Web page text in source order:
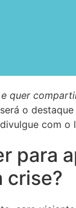
quer
o
divulgue com o
para
crise?